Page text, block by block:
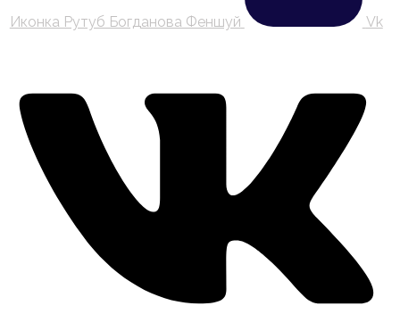
Иконка Рутуб Богданова Феншуй Vk